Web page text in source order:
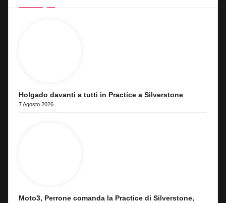
Holgado davanti a tutti in Practice a Silverstone
7 Agosto 2026
Moto3, Perrone comanda la Practice di Silverstone,